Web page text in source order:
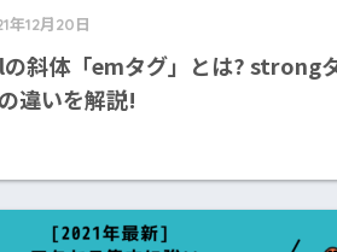
年12月20日
斜体「emタグ」とは? strong
違いを解説!